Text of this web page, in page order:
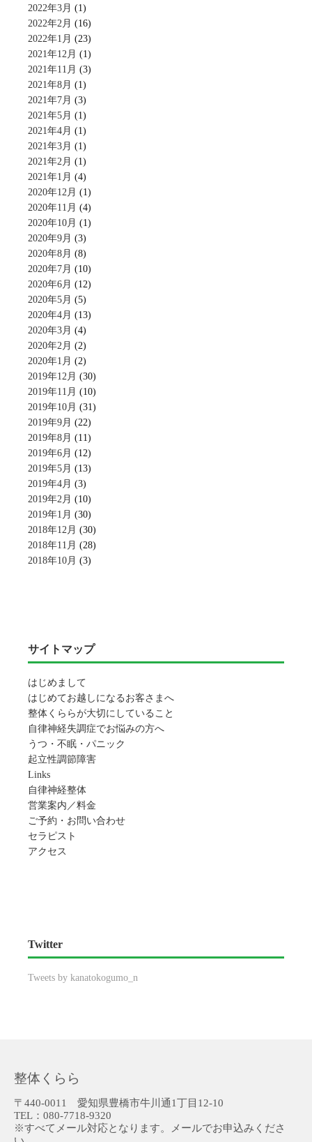
2022年3月 (1)
2022年2月 (16)
2022年1月 (23)
2021年12月 (1)
2021年11月 (3)
2021年8月 (1)
2021年7月 (3)
2021年5月 (1)
2021年4月 (1)
2021年3月 (1)
2021年2月 (1)
2021年1月 (4)
2020年12月 (1)
2020年11月 (4)
2020年10月 (1)
2020年9月 (3)
2020年8月 (8)
2020年7月 (10)
2020年6月 (12)
2020年5月 (5)
2020年4月 (13)
2020年3月 (4)
2020年2月 (2)
2020年1月 (2)
2019年12月 (30)
2019年11月 (10)
2019年10月 (31)
2019年9月 (22)
2019年8月 (11)
2019年6月 (12)
2019年5月 (13)
2019年4月 (3)
2019年2月 (10)
2019年1月 (30)
2018年12月 (30)
2018年11月 (28)
2018年10月 (3)
サイトマップ
はじめまして
はじめてお越しになるお客さまへ
整体くららが大切にしていること
自律神経失調症でお悩みの方へ
うつ・不眠・パニック
起立性調節障害
Links
自律神経整体
営業案内／料金
ご予約・お問い合わせ
セラピスト
アクセス
Twitter
Tweets by kanatokogumo_n
整体くらら
〒440-0011 愛知県豊橋市牛川通1丁目12-10
TEL：080-7718-9320
※すべてメール対応となります。メールでお申込みくださ